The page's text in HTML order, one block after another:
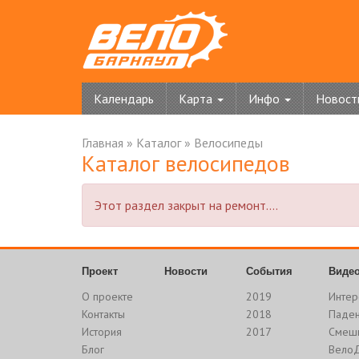
Календарь Карта Инфо
Главная » Каталог» Велосипеды
Каталог велосипедов
Этот раздел закрыт на ремонт....
Проект
О проекте
Контакты
История
Блог
Новости События
2019
2018
2017